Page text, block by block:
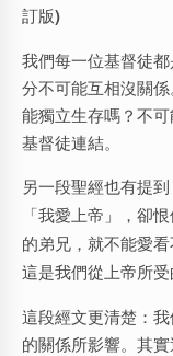
訂版)
我們每一位基督徒
分不可能互相沒關
能獨立生存嗎？不
基督徒連結。
另一段聖經也有提到
「我愛上帝」，卻
的弟兄，就不能愛
這是我們從上帝所受
這段經文更清楚：
的關係所影響。其